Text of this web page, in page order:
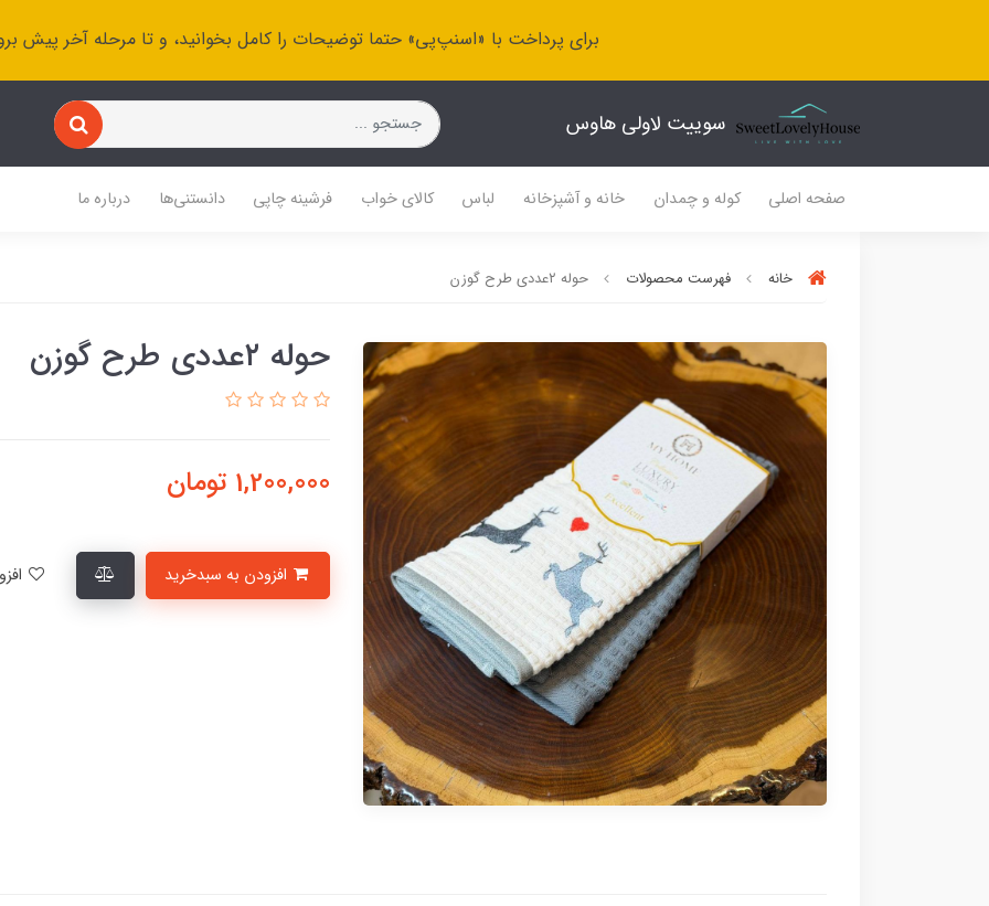
برای پرداخت با «اسنپ‌پی» حتما توضیحات را کامل بخوانید، و تا مرحله آخر پیش
سوییت لاولی هاوس
صفحه اصلی کوله و چمدان خانه و آشپزخانه لباس کالای خواب فرشینه چاپی دانستنی‌ها درباره ما
خانه فهرست محصولات حوله ۲عددی طرح گوزن
حوله ۲عددی طرح گوزن
1,200,000 تومان